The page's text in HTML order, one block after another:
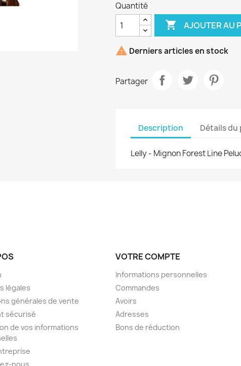
Quantité
 AJOUTER AU
 Derniers articles en stock
Partager
Description Détails
Lelly - Mignon Forest Line
légales
générales de vente
sécurisé
de vos informations
VOTRE COMPTE
Informations personnelles
Commandes
Avoirs
Adresses
Bons de réduction